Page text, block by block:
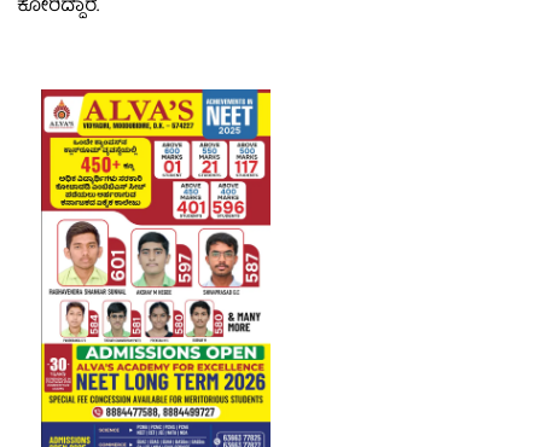
ಕೋರಿದ್ದಾರೆ.